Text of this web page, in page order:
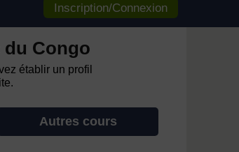
Inscription/Connexion
du Congo
établir un profil
Autres cours